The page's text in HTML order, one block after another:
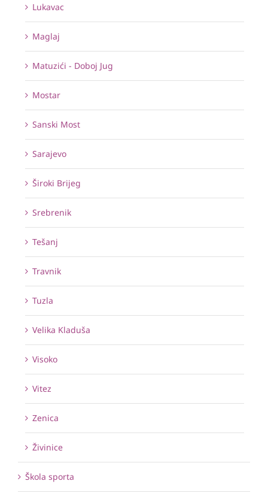
Lukavac
Maglaj
Matuzići - Doboj Jug
Mostar
Sanski Most
Sarajevo
Široki Brijeg
Srebrenik
Tešanj
Travnik
Tuzla
Velika Kladuša
Visoko
Vitez
Zenica
Živinice
Škola sporta